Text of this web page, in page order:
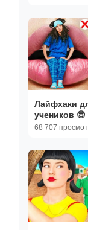
Лайфхаки
учеников
хитрости |
68 707